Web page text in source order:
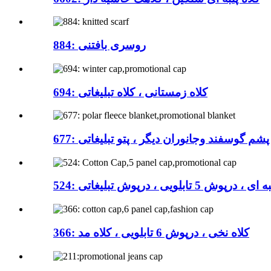
884: روسری بافتنی
694: کلاه زمستانی ، کلاه تبلیغاتی
پتو پشم گوسفند وجانوران دیگر ، پتو تبلیغاتی
5 تابلویی ، درپوش تبلیغاتی
366: کلاه نخی ، درپوش 6 تابلویی ، کلاه مد